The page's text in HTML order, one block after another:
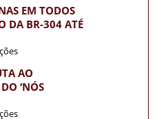
EM TODOS
DA BR-304 ATÉ
AO
‘NÓS